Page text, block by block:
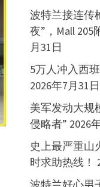
波特兰接连传
夜”，Mall 205
月31日
5万人冲入西
2026年7月31日
美军发动大规
侵略者” 2026
史上最严重山
时求助热线！